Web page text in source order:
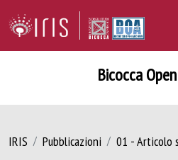
Bicocca
IRIS Pubblicazioni 01 - Articolo